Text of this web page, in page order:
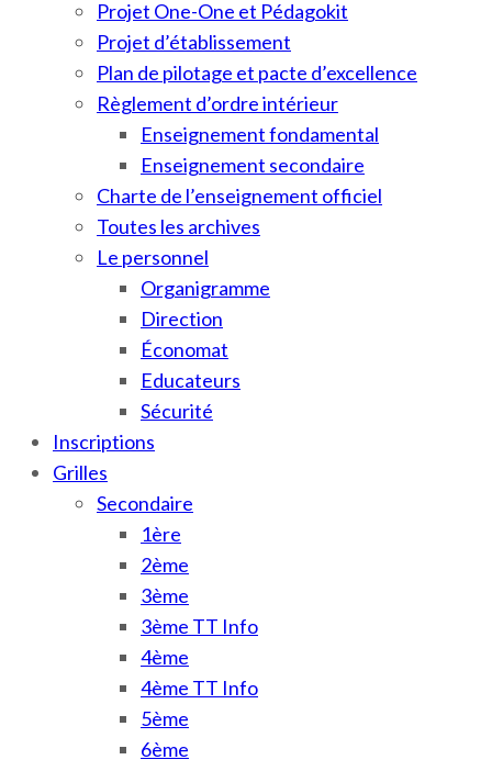
Projet One-One et Pédagokit
Projet d’établissement
Plan de pilotage et pacte d’excellence
Règlement d’ordre intérieur
Enseignement fondamental
Enseignement secondaire
Charte de l’enseignement officiel
Toutes les archives
Le personnel
Organigramme
Direction
Économat
Educateurs
Sécurité
Inscriptions
Grilles
Secondaire
1ère
2ème
3ème
3ème TT Info
4ème
4ème TT Info
5ème
6ème